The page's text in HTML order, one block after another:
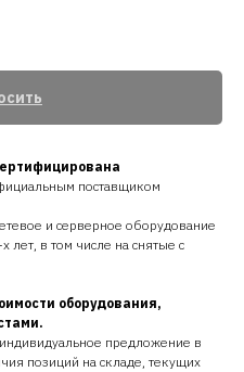
поставщиком
и серверное оборудование
лет, в том числе на снятые с
оборудования,
предложение в
позиций на складе, текущих